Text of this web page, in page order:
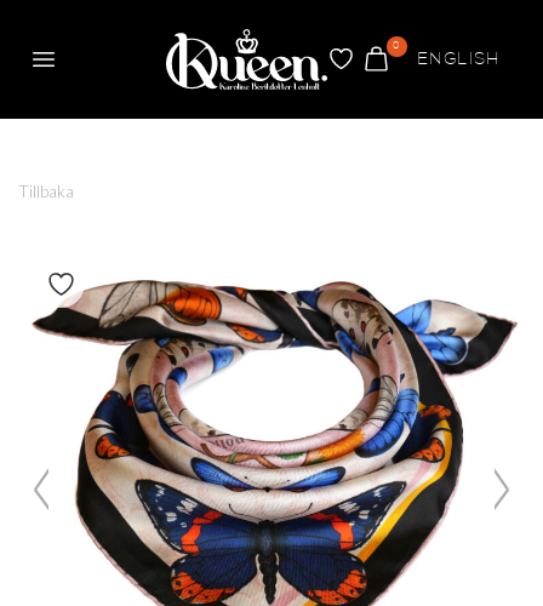
Meny
FAVORITER
VARUKORG
0
ENGLISH
Tillbaka
Växla om produkt är favorit